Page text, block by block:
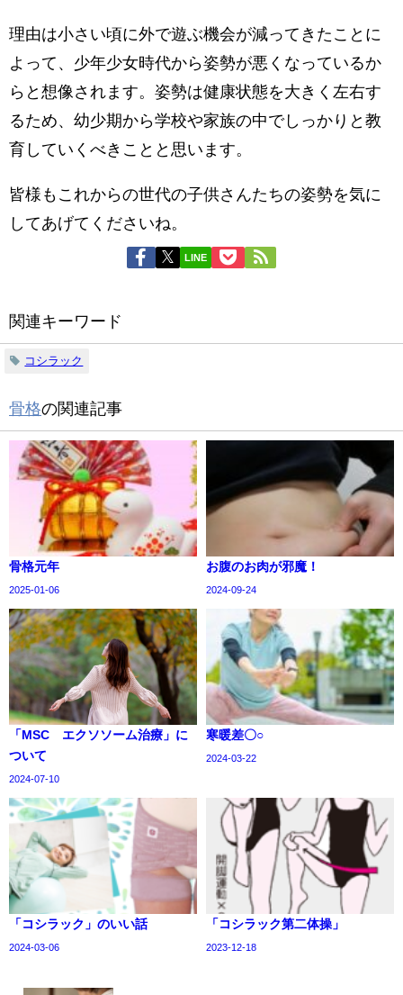
理由は小さい頃に外で遊ぶ機会が減ってきたことに
よって、少年少女時代から姿勢が悪くなっているか
らと想像されます。姿勢は健康状態を大きく左右す
るため、幼少期から学校や家族の中でしっかりと教
育していくべきことと思います。
皆様もこれからの世代の子供さんたちの姿勢を気に
してあげてくださいね。
LINE
関連キーワード
コシラック
骨格の関連記事
骨格元年
2025-01-06
お腹のお肉が邪魔！
2024-09-24
「MSC エクソソーム治療」に
ついて
2024-07-10
寒暖差〇○
2024-03-22
「コシラック」のいい話
2024-03-06
「コシラック第二体操」
2023-12-18